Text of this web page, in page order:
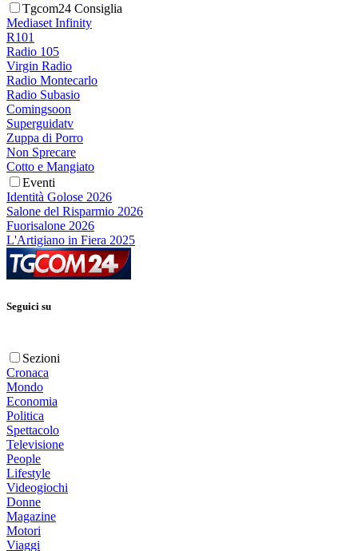
Tgcom24 Consiglia
Mediaset Infinity
R101
Radio 105
Virgin Radio
Radio Montecarlo
Radio Subasio
Comingsoon
Superguidatv
Zuppa di Porro
Non Sprecare
Cotto e Mangiato
Eventi
Identità Golose 2026
Salone del Risparmio 2026
Fuorisalone 2026
L'Artigiano in Fiera 2025
Seguici su
Sezioni
Cronaca
Mondo
Economia
Politica
Spettacolo
Televisione
People
Lifestyle
Videogiochi
Donne
Magazine
Motori
Viaggi